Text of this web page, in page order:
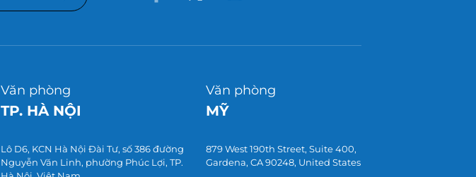
Văn phòng
TP. HÀ NỘI
Lô D6, KCN Hà Nội Đài Tư, số 386 đường
Nguyễn Văn Linh, phường Phúc Lợi, TP.
Văn phòng
MỸ
879 West 190th Street, Suite 400,
Gardena, CA 90248, United States